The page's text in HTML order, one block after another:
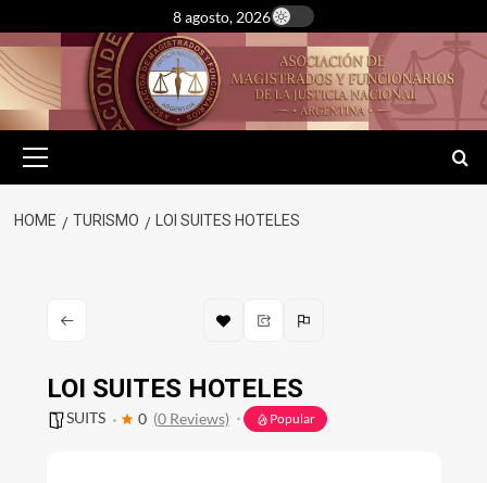
to
content
8 agosto, 2026
Menu
HOME TURISMO LOI SUITES HOTELES
LOI SUITES HOTELES
SUITS 0 (0 Reviews) Popular